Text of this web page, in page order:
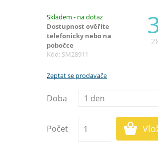
Skladem - na dotaz
Dostupnost ověříte
telefonicky nebo na
pobočce
Kód: SM28911
Zeptat se prodavače
Doba
Počet